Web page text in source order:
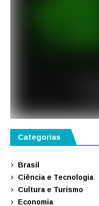
Categorias
Brasil
Ciência e Tecnologia
Cultura e Turismo
Economia